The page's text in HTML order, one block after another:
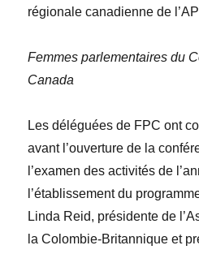
régionale canadienne de
Femmes parlementaires du
Canada
Les déléguées de FPC ont
avant l’ouverture de la
l’examen des activités de
l’établissement du
Linda Reid, présidente de
la Colombie-Britannique et